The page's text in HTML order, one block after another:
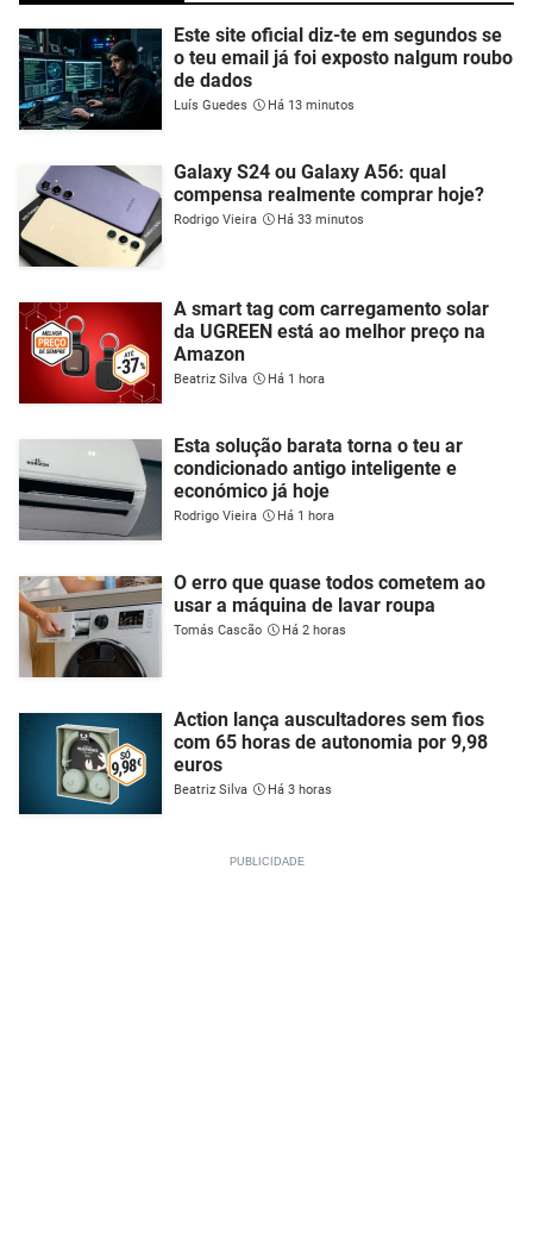
Este site oficial diz-te em segundos se
o teu email já foi exposto nalgum roubo
de dados
Luís Guedes Há 13 minutos
Galaxy S24 ou Galaxy A56: qual
compensa realmente comprar hoje?
Rodrigo Vieira Há 33 minutos
A smart tag com carregamento solar
da UGREEN está ao melhor preço na
Amazon
Beatriz Silva Há 1 hora
Esta solução barata torna o teu ar
condicionado antigo inteligente e
económico já hoje
Rodrigo Vieira Há 1 hora
O erro que quase todos cometem ao
usar a máquina de lavar roupa
Tomás Cascão Há 2 horas
Action lança auscultadores sem fios
com 65 horas de autonomia por 9,98
euros
Beatriz Silva Há 3 horas